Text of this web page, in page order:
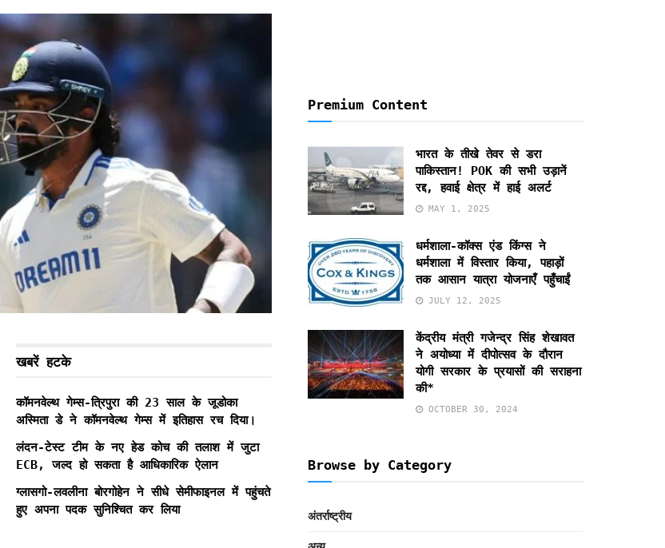
खबरें हटके
कॉमनवेल्थ गेम्स-त्रिपुरा की 23 साल के जूडोका
अस्मिता डे ने कॉमनवेल्थ गेम्स में इतिहास रच दिया।
लंदन-टेस्ट टीम के नए हेड कोच की तलाश में जुटा
ECB, जल्द हो सकता है आधिकारिक ऐलान
ग्लासगो-लवलीना बोरगोहेन ने सीधे सेमीफाइनल में पहुंचते
हुए अपना पदक सुनिश्चित कर लिया
Premium Content
भारत के तीखे तेवर से डरा
पाकिस्तान! POK की सभी उड़ानें
रद्द, हवाई क्षेत्र में हाई अलर्ट
MAY 1, 2025
धर्मशाला-कॉक्स एंड किंग्स ने
धर्मशाला में विस्तार किया, पहाड़ों
तक आसान यात्रा योजनाएँ पहुँचाईं
JULY 12, 2025
केंद्रीय मंत्री गजेन्द्र सिंह शेखावत
ने अयोध्या में दीपोत्सव के दौरान
योगी सरकार के प्रयासों की सराहना
की*
OCTOBER 30, 2024
Browse by Category
अंतर्राष्ट्रीय